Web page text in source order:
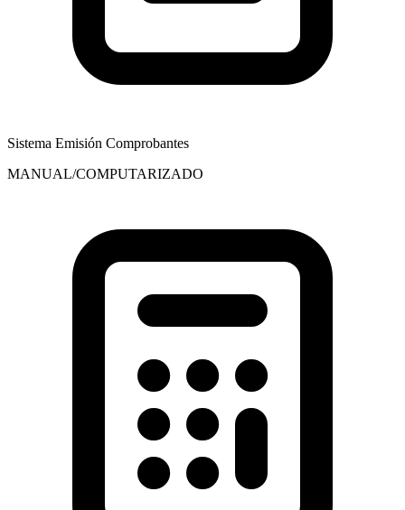
Sistema Emisión Comprobantes
MANUAL/COMPUTARIZADO